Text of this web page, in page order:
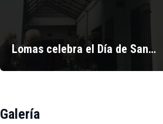
Lomas celebra el Día de San…
Galería